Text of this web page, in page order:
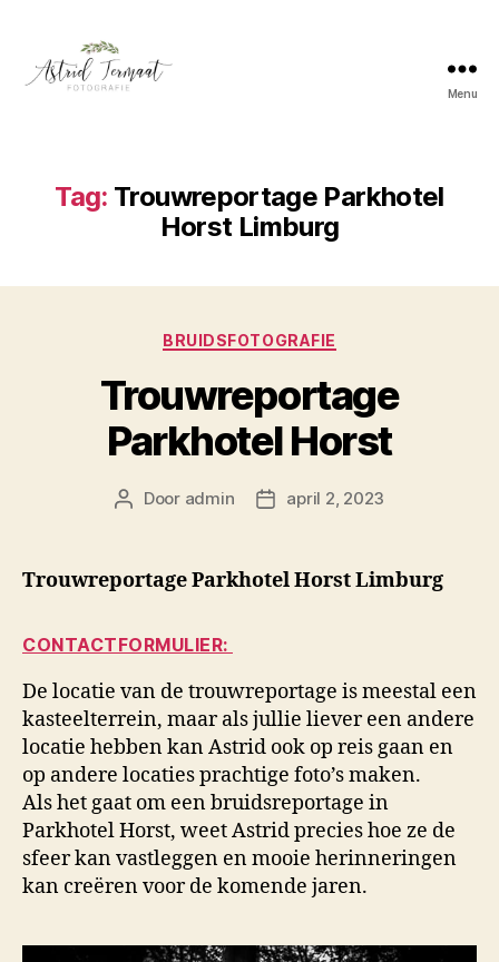
Menu
Tag: Trouwreportage Parkhotel
Horst Limburg
Categorieën
BRUIDSFOTOGRAFIE
Trouwreportage
Parkhotel Horst
Berichtauteur
Door admin Berichtdatum
april 2, 2023
Trouwreportage Parkhotel Horst Limburg
CONTACTFORMULIER:
De locatie van de trouwreportage is meestal een
kasteelterrein, maar als jullie liever een andere
locatie hebben kan Astrid ook op reis gaan en
op andere locaties prachtige foto’s maken.
Als het gaat om een bruidsreportage in
Parkhotel Horst, weet Astrid precies hoe ze de
sfeer kan vastleggen en mooie herinneringen
kan creëren voor de komende jaren.